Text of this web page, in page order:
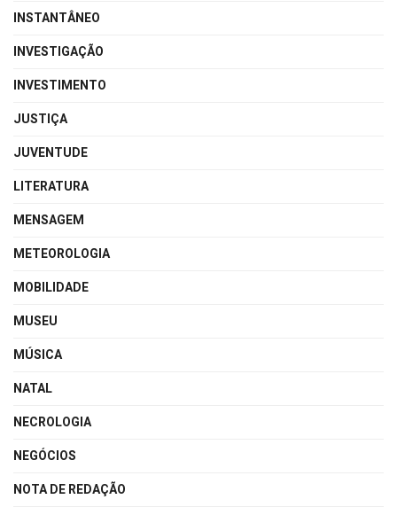
INSTANTÂNEO
INVESTIGAÇÃO
INVESTIMENTO
JUSTIÇA
JUVENTUDE
LITERATURA
MENSAGEM
METEOROLOGIA
MOBILIDADE
MUSEU
MÚSICA
NATAL
NECROLOGIA
NEGÓCIOS
NOTA DE REDAÇÃO